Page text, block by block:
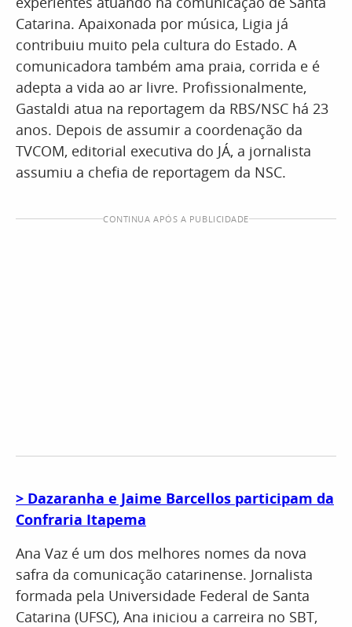
Catarina. Apaixonada por música, Ligia já
contribuiu muito pela cultura do Estado. A
comunicadora também ama praia, corrida e é
adepta a vida ao ar livre. Profissionalmente,
Gastaldi atua na reportagem da RBS/NSC há 23
anos. Depois de assumir a coordenação da
TVCOM, editorial executiva do JÁ, a jornalista
assumiu a chefia de reportagem da NSC.
CONTINUA APÓS A PUBLICIDADE
> Dazaranha e Jaime Barcellos participam da
Confraria Itapema
Ana Vaz é um dos melhores nomes da nova
safra da comunicação catarinense. Jornalista
formada pela Universidade Federal de Santa
Catarina (UFSC), Ana iniciou a carreira no SBT,